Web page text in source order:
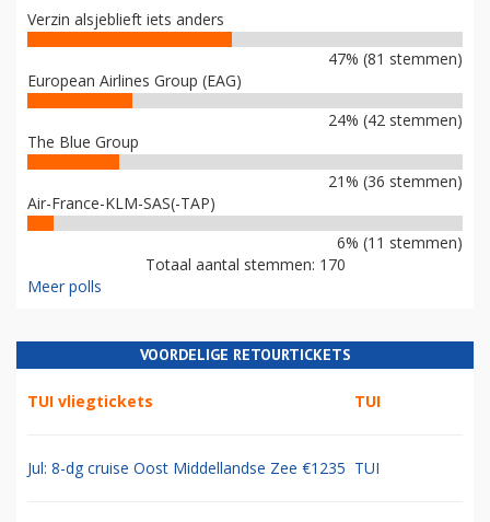
Verzin alsjeblieft iets anders
47% (81 stemmen)
European Airlines Group (EAG)
24% (42 stemmen)
The Blue Group
21% (36 stemmen)
Air-France-KLM-SAS(-TAP)
6% (11 stemmen)
Totaal aantal stemmen: 170
Meer polls
VOORDELIGE RETOURTICKETS
TUI vliegtickets TUI
Jul: 8-dg cruise Oost Middellandse Zee €1235 TUI